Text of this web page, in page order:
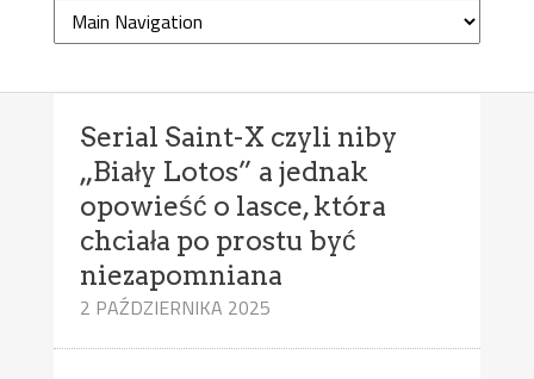
Serial Saint-X czyli niby
„Biały Lotos” a jednak
opowieść o lasce, która
chciała po prostu być
niezapomniana
2 PAŹDZIERNIKA 2025